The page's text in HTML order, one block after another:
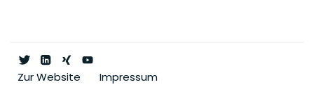
Zur Website Impressum